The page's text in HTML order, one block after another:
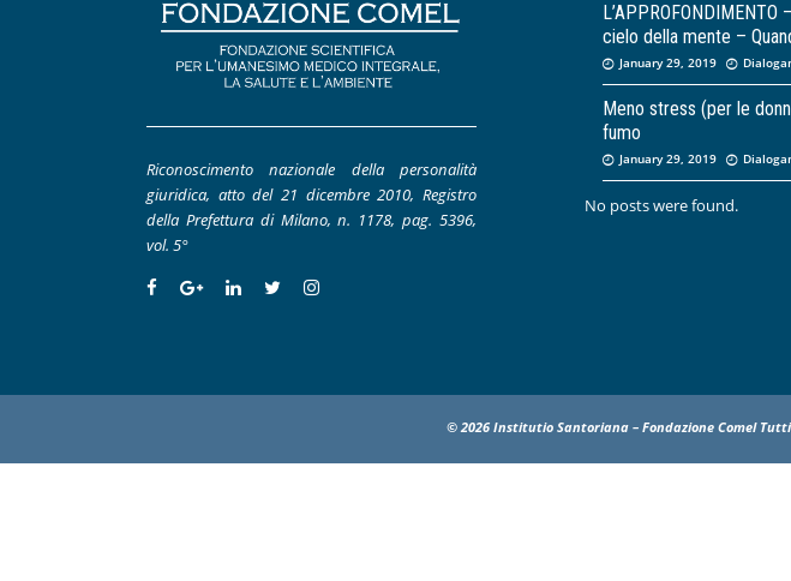
Riconoscimento nazionale della personalità
giuridica, atto del 21 dicembre 2010, Registro
della Prefettura di Milano, n. 1178, pag. 5396,
vol. 5°
cielo della mente –
January 29, 2019
Meno stress (per le
fumo
January 29, 2019
No posts were found.
© 2026 Institutio Santoriana – Fondazione Comel